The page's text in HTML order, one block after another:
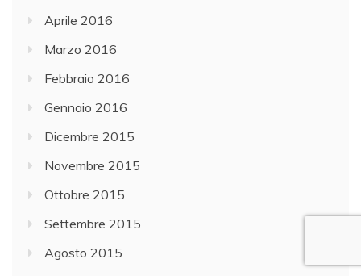
Aprile 2016
Marzo 2016
Febbraio 2016
Gennaio 2016
Dicembre 2015
Novembre 2015
Ottobre 2015
Settembre 2015
Agosto 2015